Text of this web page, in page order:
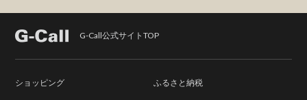
G-Call公式サイトTOP
ショッピング ふるさと納税